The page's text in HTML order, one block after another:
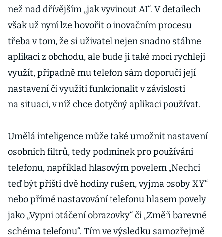
než nad dřívějším „jak vyvinout AI“. V detailech
však už nyní lze hovořit o inovačním procesu
třeba v tom, že si uživatel nejen snadno stáhne
aplikaci z obchodu, ale bude ji také moci rychleji
využít, případně mu telefon sám doporučí její
nastavení či využití funkcionalit v závislosti
na situaci, v níž chce dotyčný aplikaci používat.
Umělá inteligence může také umožnit nastavení
osobních filtrů, tedy podmínek pro používání
telefonu, například hlasovým povelem „Nechci
teď být příští dvě hodiny rušen, vyjma osoby XY“
nebo přímé nastavování telefonu hlasem povely
jako „Vypni otáčení obrazovky“ či „Změň barevné
schéma telefonu“. Tím ve výsledku samozřejmě